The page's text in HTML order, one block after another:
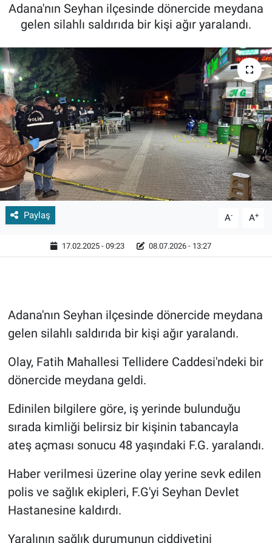
Adana'nın Seyhan ilçesinde dönercide meydana
gelen silahlı saldırıda bir kişi ağır yaralandı.
Paylaş A- A+
17.02.2025 - 09:23 08.07.2026 - 13:27
Adana'nın Seyhan ilçesinde dönercide meydana
gelen silahlı saldırıda bir kişi ağır yaralandı.
Olay, Fatih Mahallesi Tellidere Caddesi'ndeki bir
dönercide meydana geldi.
Edinilen bilgilere göre, iş yerinde bulunduğu
sırada kimliği belirsiz bir kişinin tabancayla
ateş açması sonucu 48 yaşındaki F.G. yaralandı.
Haber verilmesi üzerine olay yerine sevk edilen
polis ve sağlık ekipleri, F.G'yi Seyhan Devlet
Hastanesine kaldırdı.
Yaralının sağlık durumunun ciddiyetini